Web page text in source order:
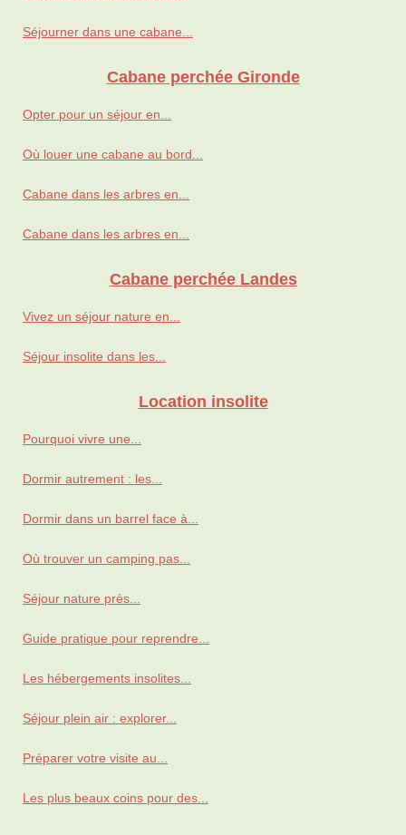
Séjourner dans une cabane...
Cabane perchée Gironde
Opter pour un séjour en...
Où louer une cabane au bord...
Cabane dans les arbres en...
Cabane dans les arbres en...
Cabane perchée Landes
Vivez un séjour nature en...
Séjour insolite dans les...
Location insolite
Pourquoi vivre une...
Dormir autrement : les...
Dormir dans un barrel face à...
Où trouver un camping pas...
Séjour nature près...
Guide pratique pour reprendre...
Les hébergements insolites...
Séjour plein air : explorer...
Préparer votre visite au...
Les plus beaux coins pour des...